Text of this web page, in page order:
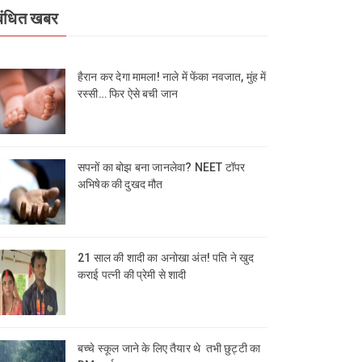
खबर
हैरान कर देगा मामला! नाले में फेंका नवजात, मुंह में
रस्सी… फिर ऐसे बची जान
सपनों का बोझ बना जानलेवा? NEET टॉपर
अभिषेक की दुखद मौत
21 साल की शादी का अनोखा अंत! पति ने खुद
कराई पत्नी की प्रेमी से शादी
बच्चे स्कूल जाने के लिए तैयार थे तभी छुट्टी का